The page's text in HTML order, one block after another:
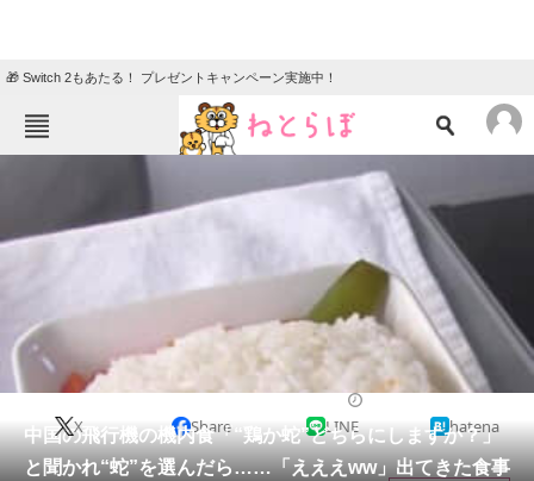
🎁 Switch 2もあたる！ プレゼントキャンペーン実施中！
ねとらぼメニュー
エンタメ
住まい 教育・育児
動物 リサーチ
会員記事
中国の飛行機の機内食「“鶏か蛇”どちらにしますか？」
と聞かれ“蛇”を選んだら……「えええww」出てきた食事
X Share LINE hatena